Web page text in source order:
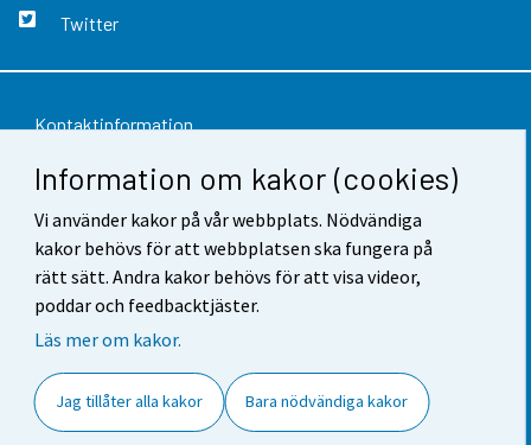
Information om kakor (cookies)
Vi använder kakor på vår webbplats. Nödvändiga
kakor behövs för att webbplatsen ska fungera på
rätt sätt. Andra kakor behövs för att visa videor,
poddar och feedbacktjäster.
Läs mer om kakor.
Jag tillåter alla kakor Bara nödvändiga kakor
Twitter
Kontaktinformation
Respons
Användarvillkor
Dataskydd
Tillgänglighet
Cookie-inställningar